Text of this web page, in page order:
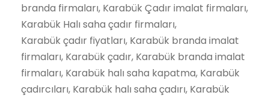
branda firmaları, Karabük Çadır imalat firmaları,
Karabük Halı saha çadır firmaları,
Karabük çadır fiyatları, Karabük branda imalat
firmaları, Karabük çadır, Karabük branda imalat
firmaları, Karabük halı saha kapatma, Karabük
çadırcıları, Karabük halı saha çadırı, Karabük